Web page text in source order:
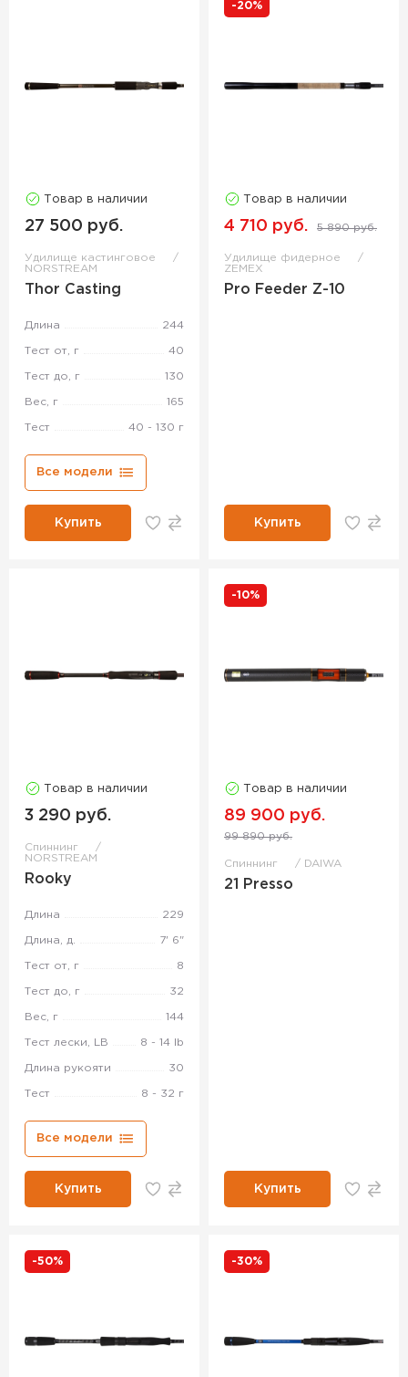
Товар в наличии
27 500 руб.
Удилище кастинговое
NORSTREAM
Thor Casting
Длина 244
Тест от, г 40
Тест до, г 130
Вес, г 165
Тест 40 - 130 г
Все модели
Купить
-20%
Товар в наличии
4 710 руб. 5 890 руб.
Удилище фидерное
ZEMEX
Pro Feeder Z-10
Купить
Товар в наличии
3 290 руб.
Спиннинг
NORSTREAM
Rooky
Длина 229
Длина, д. 7' 6"
Тест от, г 8
Тест до, г 32
Вес, г 144
Тест лески, LB 8 - 14 lb
Длина рукояти 30
Тест 8 - 32 г
Все модели
Купить
-10%
Товар в наличии
89 900 руб.
99 890 руб.
Спиннинг DAIWA
21 Presso
Купить
-50% -30%